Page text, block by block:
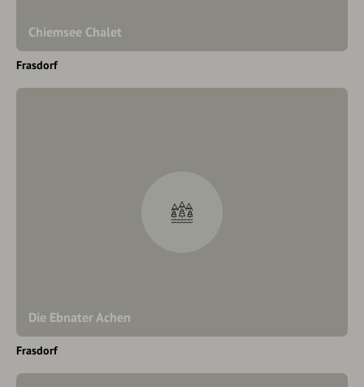
Chiemsee Chalet
Frasdorf
Die Ebnater Achen
Frasdorf